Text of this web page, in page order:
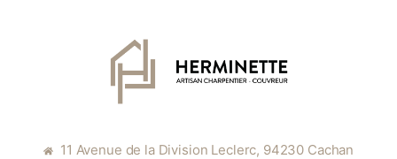
11 Avenue de la Division Leclerc, 94230 Cachan